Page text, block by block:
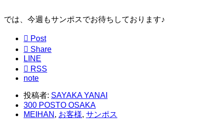
では、今週もサンポスでお待ちしております♪
 Post
 Share
LINE
 RSS
note
投稿者: SAYAKA YANAI
300 POSTO OSAKA
MEIHAN , お客様, サンポス